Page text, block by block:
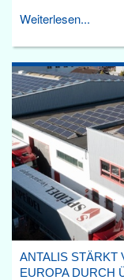
Weiterlesen...
ANTALIS STÄRKT
EUROPA DURCH